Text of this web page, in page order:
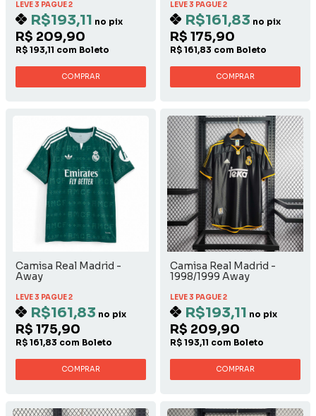
LEVE 3 PAGUE 2
R$193,11 no pix
R$ 209,90
R$ 193,11 com Boleto
COMPRAR
LEVE 3 PAGUE 2
R$161,83 no pix
R$ 175,90
R$ 161,83 com Boleto
COMPRAR
Camisa Real Madrid -
Away
LEVE 3 PAGUE 2
R$161,83 no pix
R$ 175,90
R$ 161,83 com Boleto
COMPRAR
Camisa Real Madrid -
1998/1999 Away
LEVE 3 PAGUE 2
R$193,11 no pix
R$ 209,90
R$ 193,11 com Boleto
COMPRAR